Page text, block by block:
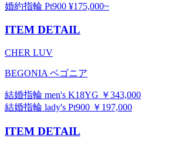
婚約指輪 Pt900 ¥175,000~
ITEM DETAIL
CHER LUV
BEGONIA ベゴニア
結婚指輪 men's K18YG ￥343,000
結婚指輪 lady's Pt900 ￥197,000
ITEM DETAIL